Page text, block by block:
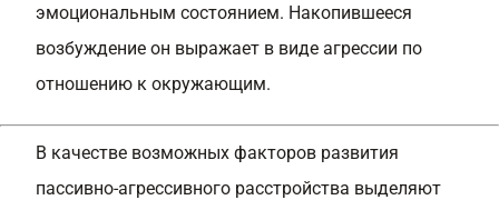
эмоциональным состоянием. Накопившееся
возбуждение он выражает в виде агрессии по
отношению к окружающим.
В качестве возможных факторов развития
пассивно-агрессивного расстройства выделяют